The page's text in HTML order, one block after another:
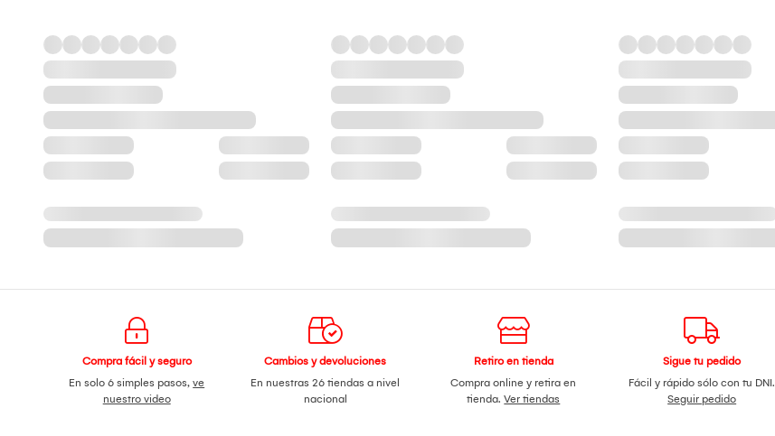
Compra fácil y seguro
En solo 6 simples pasos,ve
nuestro video
Cambios y devoluciones
En nuestras 26 tiendas a nivel
nacional
Retiro en tienda
Compra online y retira en
tienda.Ver tiendas
Sigue tu pedido
Fácil y rápido sólo con tu DNI.
Seguir pedido